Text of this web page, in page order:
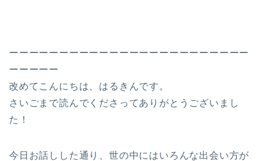
ーーーーーーーーーーーーーーーーーーーーーーーー
ーーーーー
改めてこんにちは、はるきんです。
さいごまで読んでくださってありがとうございまし
た！
今日お話しした通り、世の中にはいろんな出会い方が